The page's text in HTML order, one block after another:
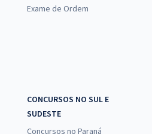
Exame de Ordem
CONCURSOS NO SUL E
SUDESTE
Concursos no Paraná